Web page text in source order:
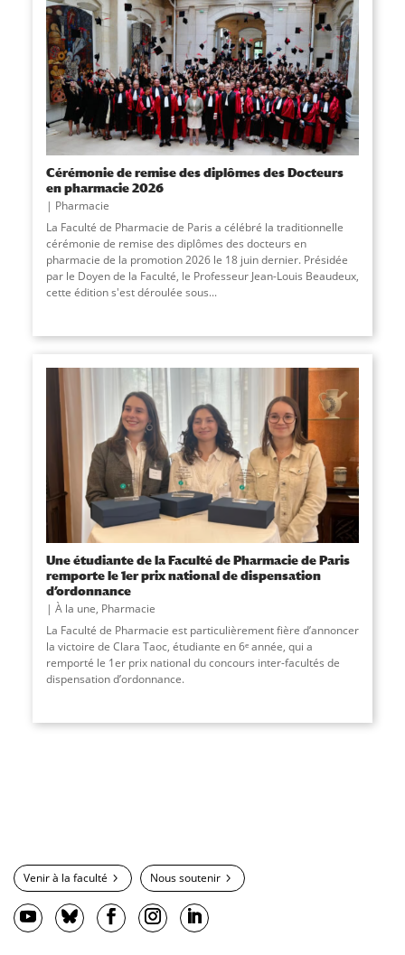
Cérémonie de remise des diplômes des Docteurs
en pharmacie 2026
Pharmacie
La Faculté de Pharmacie de Paris a célébré la traditionnelle
cérémonie de remise des diplômes des docteurs en
pharmacie de la promotion 2026 le 18 juin dernier. Présidée
par le Doyen de la Faculté, le Professeur Jean-Louis Beaudeux,
cette édition s'est déroulée sous...
Une étudiante de la Faculté de Pharmacie de Paris
remporte le 1er prix national de dispensation
d’ordonnance
À la une, Pharmacie
La Faculté de Pharmacie est particulièrement fière d’annoncer
la victoire de Clara Taoc, étudiante en 6ᵉ année, qui a
remporté le 1er prix national du concours inter-facultés de
dispensation d’ordonnance.
Venir à la faculté Nous soutenir